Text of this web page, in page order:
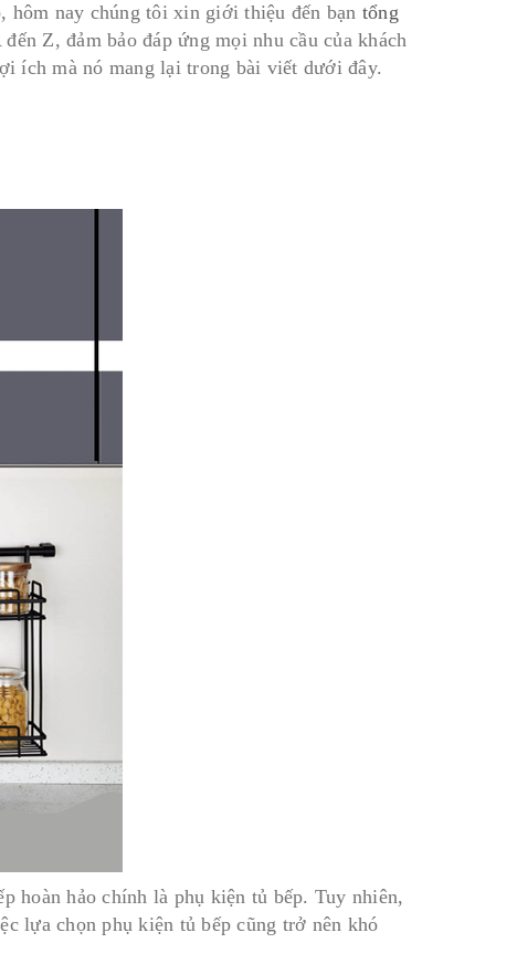
hôm nay chúng tôi xin giới thiệu đến bạn tổng
Z, đảm bảo đáp ứng mọi nhu cầu của khách
ích mà nó mang lại trong bài viết dưới đây.
hoàn hảo chính là phụ kiện tủ bếp. Tuy nhiên,
lựa chọn phụ kiện tủ bếp cũng trở nên khó